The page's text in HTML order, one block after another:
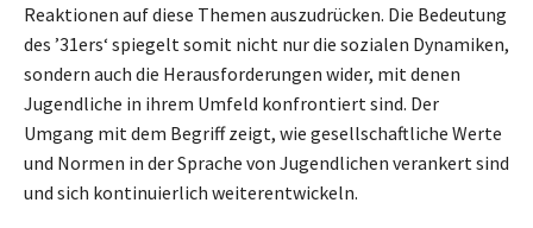
Reaktionen auf diese Themen auszudrücken. Die Bedeutung
des ’31ers‘ spiegelt somit nicht nur die sozialen Dynamiken,
sondern auch die Herausforderungen wider, mit denen
Jugendliche in ihrem Umfeld konfrontiert sind. Der
Umgang mit dem Begriff zeigt, wie gesellschaftliche Werte
und Normen in der Sprache von Jugendlichen verankert sind
und sich kontinuierlich weiterentwickeln.